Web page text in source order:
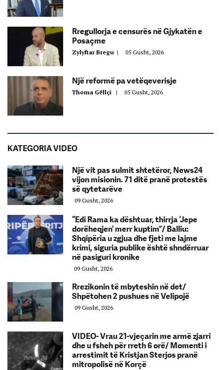
Rregullorja e censurës në Gjykatën e
Posaçme
Zylyftar Bregu | 05 Gusht, 2026
Një reformë pa vetëqeverisje
Thoma Gëllçi | 05 Gusht, 2026
KATEGORIA VIDEO
Një vit pas sulmit shtetëror, News24
vijon misionin. 71 ditë pranë protestës
së qytetarëve
09 Gusht, 2026
“Edi Rama ka dështuar, thirrja ‘Jepe
dorëheqjen’ merr kuptim”/ Balliu:
Shqipëria u zgjua dhe fjeti me lajme
krimi, siguria publike është shndërruar
në pasiguri kronike
09 Gusht, 2026
Rrezikonin të mbyteshin në det/
Shpëtohen 2 pushues në Velipojë
09 Gusht, 2026
VIDEO- Vrau 21-vjeçarin me armë zjarri
dhe u fsheh për rreth 6 orë/ Momenti i
arrestimit të Kristjan Sterjos pranë
mitropolisë në Korçë